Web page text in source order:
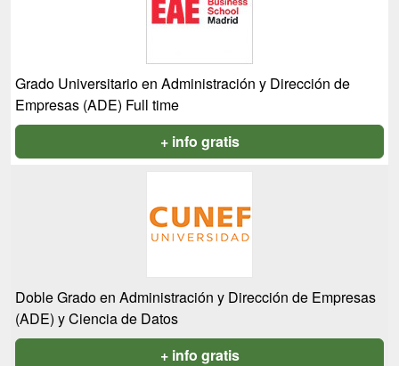
Grado Universitario en Administración y Dirección de
Empresas (ADE) Full time
+ info gratis
Doble Grado en Administración y Dirección de Empresas
(ADE) y Ciencia de Datos
+ info gratis